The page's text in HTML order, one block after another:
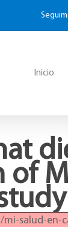
Inicio
of
salud-